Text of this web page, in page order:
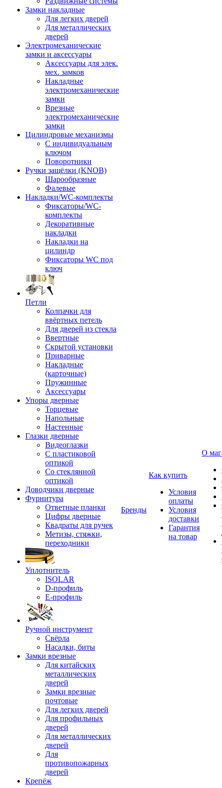
Замки накладные
Для легких дверей
Для металлических
дверей
Электромеханические
замки и аксессуары
Аксессуары для элек.
мех. замков
Накладные
электромеханические
замки
Врезные
электромеханические
замки
Цилиндровые механизмы
С индивидуальным
ключом
Поворотники
Ручки защёлки (KNOB)
Шарообразные
Фалевые
Накладки/WC-комплекты
Фиксаторы/WC-
комплекты
Декоративные
накладки
Накладки на
цилиндр
Фиксаторы WC под
ключ
Петли
Колпачки для
ввёртных петель
Для дверей из стекла
Ввертные
Скрытой установки
Приварные
Накладные
(карточные)
Пружинные
Аксессуары
Упоры дверные
Торцевые
Напольные
Настенные
Глазки дверные
Видеоглазки
С пластиковой
оптикой
Со стеклянной
оптикой
Доводчики дверные
Фурнитура
Ответные планки
Цифры дверные
Квадраты для ручек
Метизы, стяжки,
переходники
Уплотнитель
ISOLAR
D-профиль
Е-профиль
Ручной инструмент
Свёрла
Насадки, биты
Замки врезные
Для китайских
металлических
дверей
Замки врезные
почтовые
Для легких дверей
Для профильных
дверей
Для металлических
дверей
Для
противопожарных
дверей
Крепёж
Бренды
Как купить
Условия
оплаты
Условия
доставки
Гарантия
на товар
О